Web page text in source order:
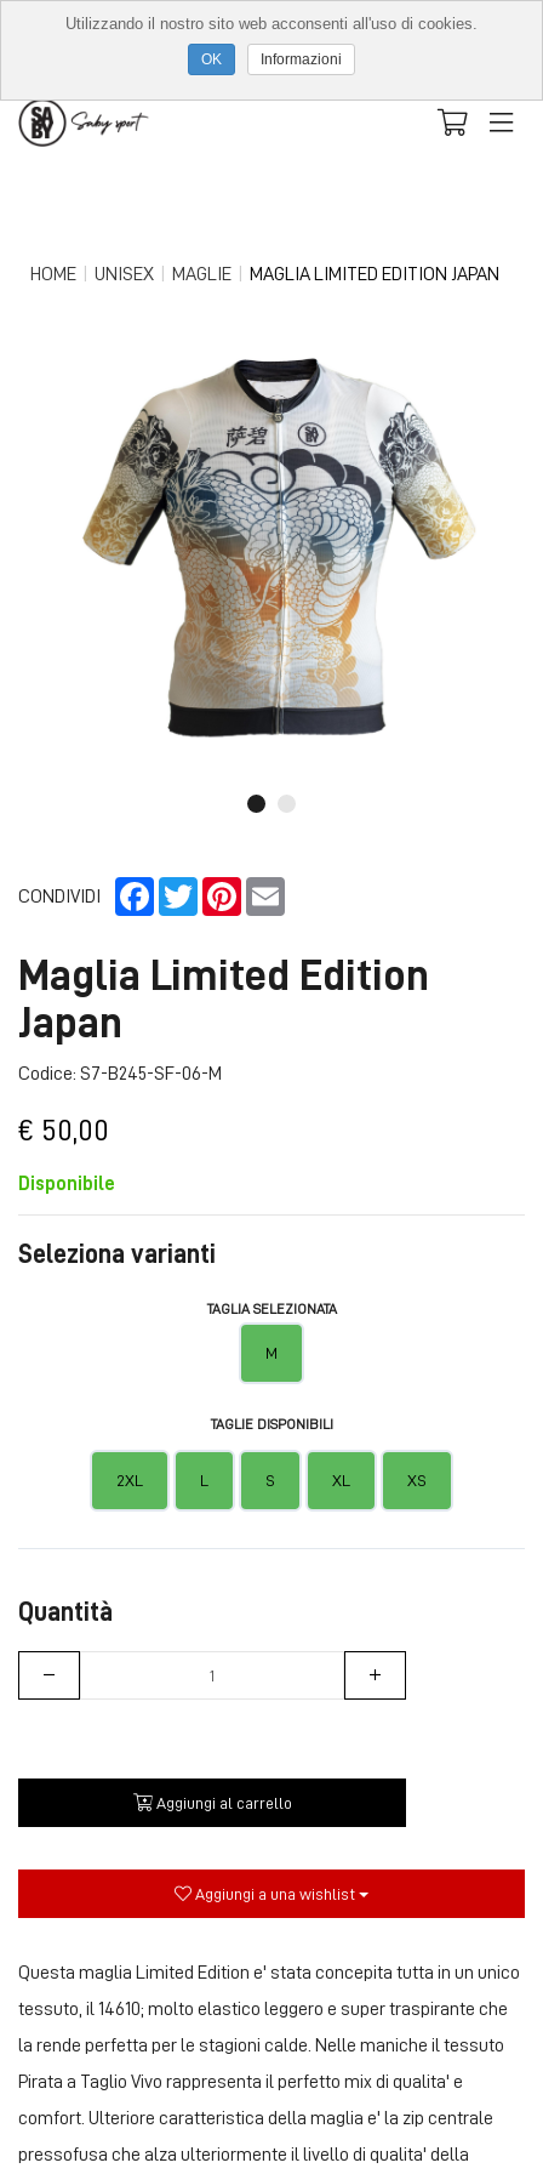
HOME UNISEX MAGLIE MAGLIA LIMITED EDITION JAPAN
CONDIVIDI Facebook
TwitterPinterest
Maglia Limited Edition
Japan
Codice: S7-B245-SF-06-M
€ 50,00
Disponibile
Seleziona varianti
TAGLIA SELEZIONATA
M
TAGLIE DISPONIBILI
2XL L S XL XS
Quantità
Aggiungi al carrello
Aggiungi a una wishlist
Questa maglia Limited Edition e' stata concepita tutta in un unico
tessuto, il 14610; molto elastico leggero e super traspirante che
la rende perfetta per le stagioni calde. Nelle maniche il tessuto
Pirata a Taglio Vivo rappresenta il perfetto mix di qualita' e
comfort. Ulteriore caratteristica della maglia e' la zip centrale
pressofusa che alza ulteriormente il livello di qualita' della
Utilizzando il nostro sito web acconsenti all'uso di cookies.
Informazioni